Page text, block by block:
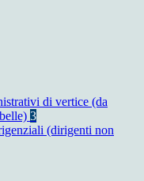
di vertice (da
3
(dirigenti non